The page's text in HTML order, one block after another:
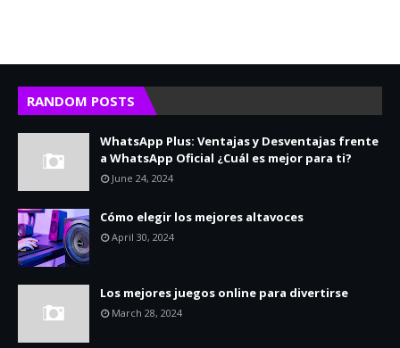
RANDOM POSTS
WhatsApp Plus: Ventajas y Desventajas frente
a WhatsApp Oficial ¿Cuál es mejor para ti?
June 24, 2024
Cómo elegir los mejores altavoces
April 30, 2024
Los mejores juegos online para divertirse
March 28, 2024